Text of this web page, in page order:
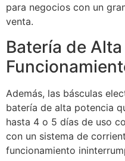
para negocios con un
venta.
Batería de
Además, las básculas
batería de alta potencia
hasta 4 o 5 días de uso
con un sistema de
funcionamiento